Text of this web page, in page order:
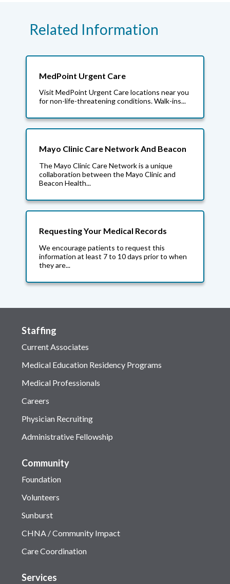
Related Information
MedPoint Urgent Care
Visit MedPoint Urgent Care locations near you
for non-life-threatening conditions. Walk-ins...
Mayo Clinic Care Network And Beacon
The Mayo Clinic Care Network is a unique
collaboration between the Mayo Clinic and
Beacon Health...
Requesting Your Medical Records
We encourage patients to request this
information at least 7 to 10 days prior to when
they are...
Staffing
Current Associates
Medical Education Residency Programs
Medical Professionals
Careers
Physician Recruiting
Administrative Fellowship
Community
Foundation
Volunteers
Sunburst
CHNA / Community Impact
Care Coordination
Services